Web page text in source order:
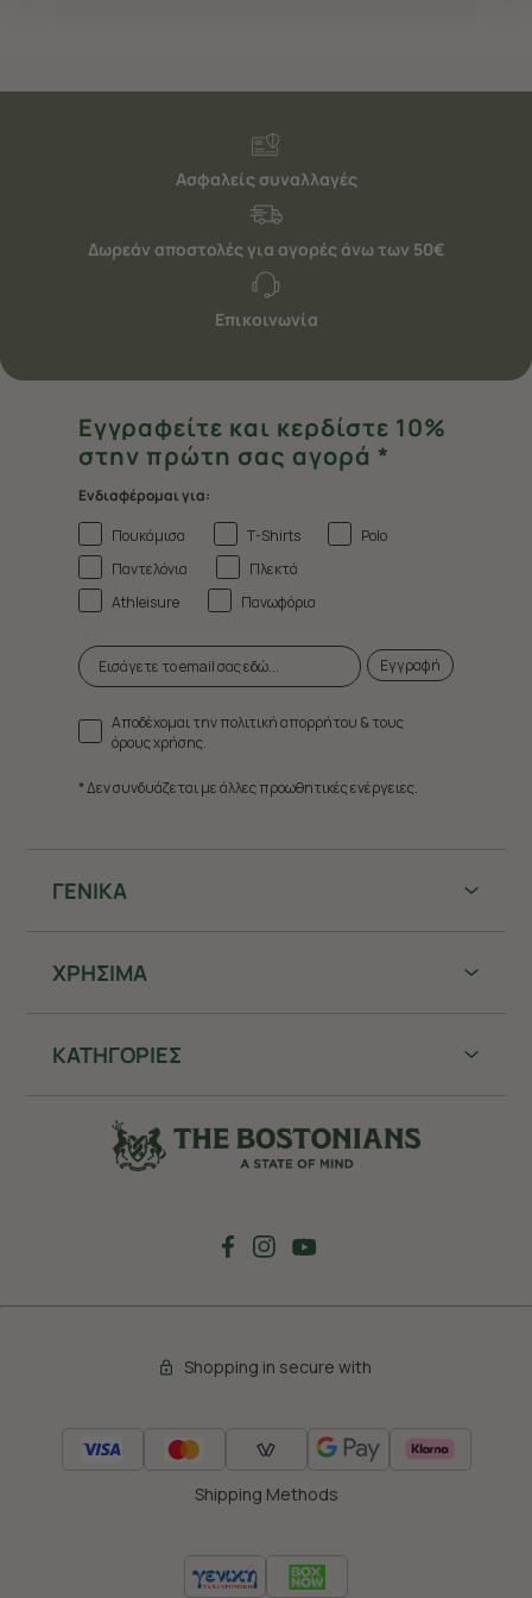
Ασφαλείς συναλλαγές
Δωρεάν αποστολές για αγορές άνω των 50€
Επικοινωνία
ΓΕΝΙΚΑ
ΧΡHΣΙΜΑ
ΚΑΤΗΓΟΡΙΕΣ
Εγγραφείτε και κερδίστε 10%
στην πρώτη σας αγορά *
Ενδιαφέρομαι για:
Πουκάμισα
T-Shirts
Polo
Παντελόνια
Πλεκτά
Athleisure
Πανωφόρια
Εγγραφή
Αποδέχομαι την πολιτική απορρήτου & τους
όρους χρήσης.
* Δεν συνδυάζεται με άλλες προωθητικές ενέργειες.
Shopping in secure with
Shipping Methods